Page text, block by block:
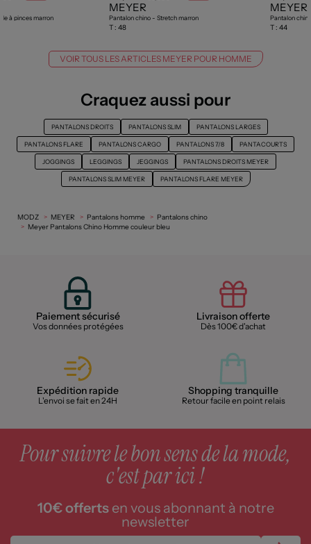
à pinces marron
MEYER
Pantalon chino - Stretch marron
T : 48
MEYER
Pantalon
T : 44
VOIR TOUS LES ARTICLES MEYER POUR HOMME
Craquez aussi pour
PANTALONS DROITS PANTALONS SLIM PANTALONS LARGES
PANTALONS FLARE PANTALONS CARGO PANTALONS 7/8 PANTACOURTS
JOGGINGS LEGGINGS JEGGINGS PANTALONS DROITS MEYER
PANTALONS SLIM MEYER PANTALONS FLARE MEYER
MODZ MEYER Pantalons homme
Pantalons chino
Meyer Pantalons Chino Homme couleur bleu
Paiement sécurisé
Vos données protégées
Livraison offerte
Dès 100€ d'achat
Expédition rapide
L'envoi se fait en 24H
Shopping tranquille
Retour facile en point relais
Pour suivre le bon sens de la mode,
c'est par ici !
10€ offertsen vous abonnant à notre
newsletter